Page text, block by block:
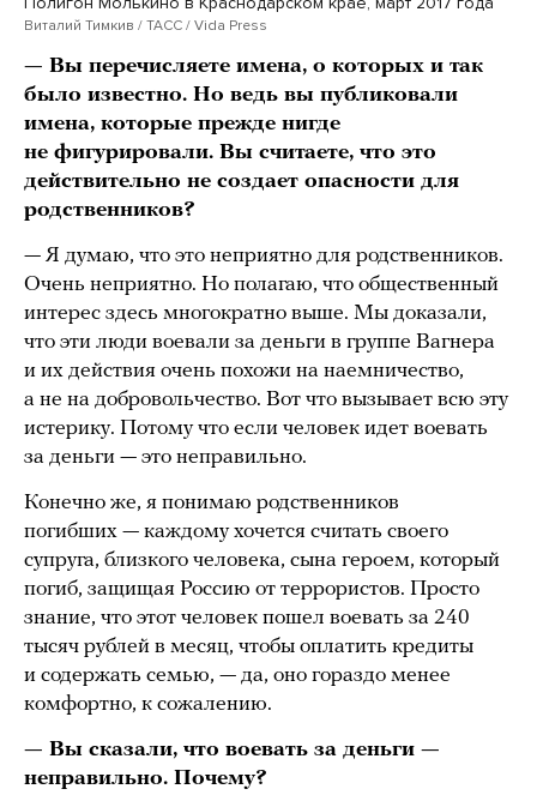
Виталий Тимкив / ТАСС / Vida Press
— Вы перечисляете имена, о которых и так
было известно. Но ведь вы публиковали
имена, которые прежде нигде
не фигурировали. Вы считаете, что это
действительно не создает опасности для
родственников?
— Я думаю, что это неприятно для родственников.
Очень неприятно. Но полагаю, что общественный
интерес здесь многократно выше. Мы доказали,
что эти люди воевали за деньги в группе Вагнера
и их действия очень похожи на наемничество,
а не на добровольчество. Вот что вызывает всю эту
истерику. Потому что если человек идет воевать
за деньги — это неправильно.
Конечно же, я понимаю родственников
погибших — каждому хочется считать своего
супруга, близкого человека, сына героем, который
погиб, защищая Россию от террористов. Просто
знание, что этот человек пошел воевать за 240
тысяч рублей в месяц, чтобы оплатить кредиты
и содержать семью, — да, оно гораздо менее
комфортно, к сожалению.
— Вы сказали, что воевать за деньги —
неправильно. Почему?